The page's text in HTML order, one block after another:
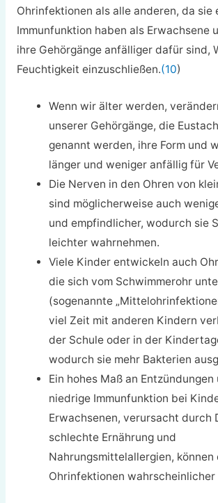
Ohrinfektionen als alle anderen, da sie
Immunfunktion haben als Erwachsene
ihre Gehörgänge anfälliger dafür sind,
Feuchtigkeit einzuschließen.(10)
Wenn wir älter werden,
unserer Gehörgänge, die
genannt werden, ihre Form und
länger und weniger anfällig für
Die Nerven in den Ohren von
sind möglicherweise auch
und empfindlicher, wodurch sie
leichter wahrnehmen.
Viele Kinder entwickeln auch
die sich vom Schwimmerohr
(sogenannte
viel Zeit mit anderen Kindern
der Schule oder in der
wodurch sie mehr Bakterien
Ein hohes Maß an Entzündungen
niedrige Immunfunktion bei
Erwachsenen, verursacht durch
schlechte Ernährung und
Nahrungsmittelallergien, können
Ohrinfektionen wahrscheinlicher